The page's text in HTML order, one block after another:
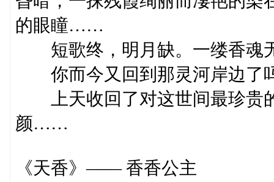
的眼瞳……
短歌终，明月缺。一缕香魂
你而今又回到那灵河岸边了
上天收回了对这世间最珍贵
颜……
《天香》—— 香香公主